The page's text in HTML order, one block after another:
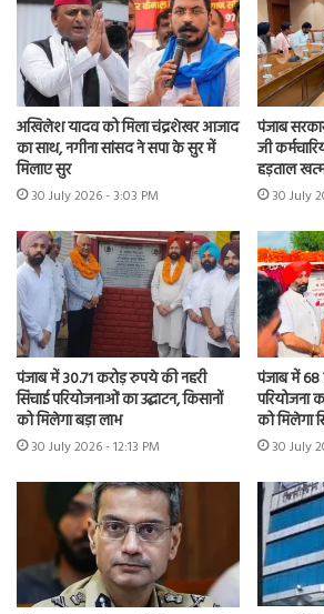
अखिलेश यादव को मिला चंद्रशेखर आजाद
का साथ, नगीना सांसद ने सपा के सुर में
मिलाए सुर
30 July 2026 - 3:03 PM
पंजाब
जी
हड़ताल
30 July
पंजाब में 30.71 करोड़ रुपये की नहरी
सिंचाई परियोजनाओं का उद्घाटन, किसानों
को मिलेगा बड़ा लाभ
30 July 2026 - 12:13 PM
पंजाब में 68
परियोजना
को मिलेगा
30 July